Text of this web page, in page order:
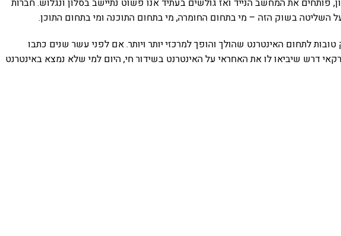
פותחים את המחשב הנייד ואז גולשים בעתיד אנו פשוט נתיישב בסלון ונגלוש. חברות
השליטה בשוק הזה – מי בתחום החומרה, מי בתחום התוכנה ומי בתחום התוכן.
לתחום האינטרנט שהולך והופך למרכזי יותר ויותר. אם לפני עשר שנים כתבו
דרש שיביאו לו את האחראי על האינטרנט בשידור חי, היום למי שלא נמצא באינטרנט